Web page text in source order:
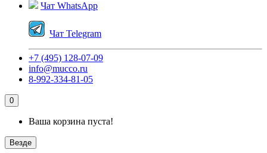
Чат WhatsApp
Чат Telegram
+7 (495) 128-07-09
info@mucco.ru
8-992-334-81-05
0
Ваша корзина пуста!
Везде